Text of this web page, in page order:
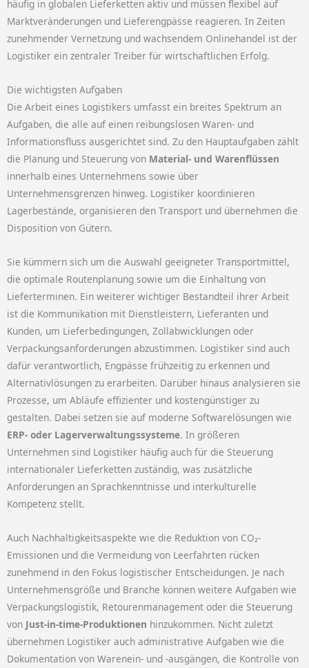
häufig in globalen Lieferketten aktiv und müssen flexibel auf
Marktveränderungen und Lieferengpässe reagieren. In Zeiten
zunehmender Vernetzung und wachsendem Onlinehandel ist der
Logistiker ein zentraler Treiber für wirtschaftlichen Erfolg.
Die wichtigsten Aufgaben
Die Arbeit eines Logistikers umfasst ein breites Spektrum an
Aufgaben, die alle auf einen reibungslosen Waren- und
Informationsfluss ausgerichtet sind. Zu den Hauptaufgaben zählt
die Planung und Steuerung von Material- und Warenflüssen
innerhalb eines Unternehmens sowie über
Unternehmensgrenzen hinweg. Logistiker koordinieren
Lagerbestände, organisieren den Transport und übernehmen die
Disposition von Gütern.
Sie kümmern sich um die Auswahl geeigneter Transportmittel,
die optimale Routenplanung sowie um die Einhaltung von
Lieferterminen. Ein weiterer wichtiger Bestandteil ihrer Arbeit
ist die Kommunikation mit Dienstleistern, Lieferanten und
Kunden, um Lieferbedingungen, Zollabwicklungen oder
Verpackungsanforderungen abzustimmen. Logistiker sind auch
dafür verantwortlich, Engpässe frühzeitig zu erkennen und
Alternativlösungen zu erarbeiten. Darüber hinaus analysieren sie
Prozesse, um Abläufe effizienter und kostengünstiger zu
gestalten. Dabei setzen sie auf moderne Softwarelösungen wie
ERP- oder Lagerverwaltungssysteme. In größeren
Unternehmen sind Logistiker häufig auch für die Steuerung
internationaler Lieferketten zuständig, was zusätzliche
Anforderungen an Sprachkenntnisse und interkulturelle
Kompetenz stellt.
Auch Nachhaltigkeitsaspekte wie die Reduktion von CO₂-
Emissionen und die Vermeidung von Leerfahrten rücken
zunehmend in den Fokus logistischer Entscheidungen. Je nach
Unternehmensgröße und Branche können weitere Aufgaben wie
Verpackungslogistik, Retourenmanagement oder die Steuerung
von Just-in-time-Produktionen hinzukommen. Nicht zuletzt
übernehmen Logistiker auch administrative Aufgaben wie die
Dokumentation von Warenein- und -ausgängen, die Kontrolle von